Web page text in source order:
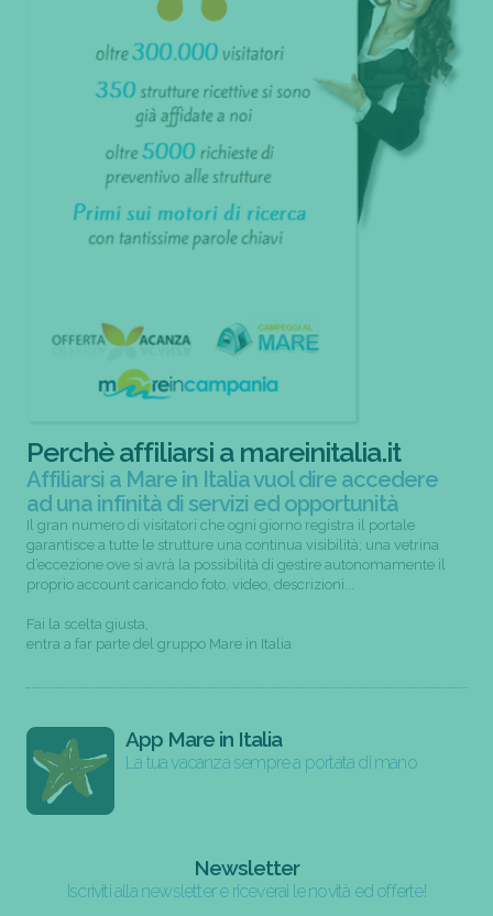
Perchè affiliarsi a mareinitalia.it
Affiliarsi a Mare in Italia vuol dire accedere
ad una infinità di servizi ed opportunità
Il gran numero di visitatori che ogni giorno registra il portale
garantisce a tutte le strutture una continua visibilità; una vetrina
d’eccezione ove si avrà la possibilità di gestire autonomamente il
proprio account caricando foto, video, descrizioni...
Fai la scelta giusta,
entra a far parte del gruppo Mare in Italia
App Mare in Italia
La tua vacanza sempre a portata di mano
Newsletter
Iscriviti alla newsletter e riceverai le novità ed offerte!